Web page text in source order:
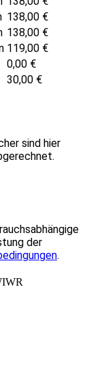
138,00 €
138,00 €
119,00 €
0,00 €
30,00 €
sind hier
der
.